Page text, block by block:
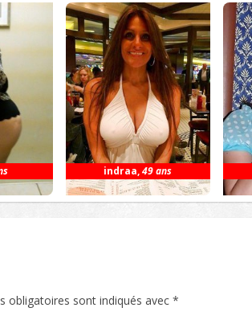
indraa,49 ans
obligatoires sont indiqués avec *